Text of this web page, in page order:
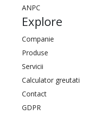
ANPC
Explore
Companie
Produse
Servicii
Calculator greutati
Contact
GDPR